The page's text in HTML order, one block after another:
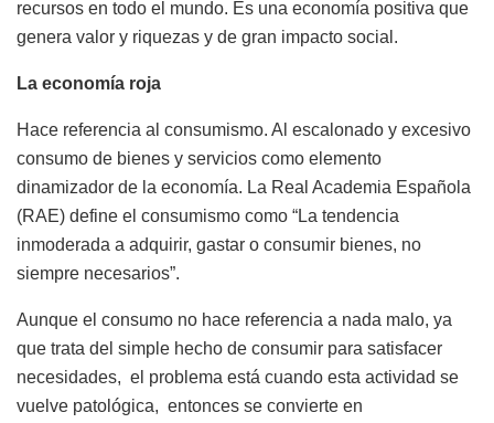
recursos en todo el mundo. Es una economía positiva que
genera valor y riquezas y de gran impacto social.
La economía roja
Hace referencia al consumismo. Al escalonado y excesivo
consumo de bienes y servicios como elemento
dinamizador de la economía. La Real Academia Española
(RAE) define el consumismo como “La tendencia
inmoderada a adquirir, gastar o consumir bienes, no
siempre necesarios”.
Aunque el consumo no hace referencia a nada malo, ya
que trata del simple hecho de consumir para satisfacer
necesidades, el problema está cuando esta actividad se
vuelve patológica, entonces se convierte en